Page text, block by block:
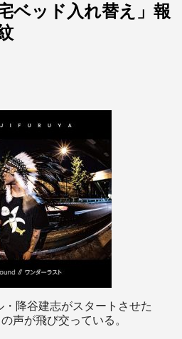
ベッド入れ替え」報
降谷建志がスタートさせた
声が飛び交っている。